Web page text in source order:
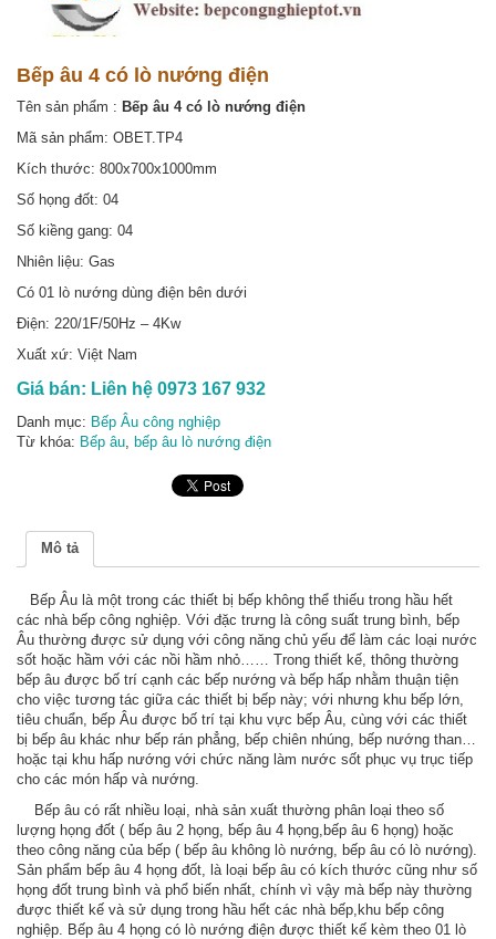
Bếp âu 4 có lò nướng điện
Tên sản phẩm : Bếp âu 4 có lò nướng điện
Mã sản phẩm: OBET.TP4
Kích thước: 800x700x1000mm
Số họng đốt: 04
Số kiềng gang: 04
Nhiên liệu: Gas
Có 01 lò nướng dùng điện bên dưới
Điện: 220/1F/50Hz – 4Kw
Xuất xứ: Việt Nam
Giá bán: Liên hệ 0973 167 932
Danh mục: Bếp Âu công nghiệp
Từ khóa: Bếp âu bếp âu lò nướng điện
Mô tả
Bếp Âu là một trong các thiết bị bếp không thể thiếu trong hầu hết
các nhà bếp công nghiệp. Với đặc trưng là công suất trung bình, bếp
Âu thường được sử dụng với công năng chủ yếu để làm các loại nước
sốt hoặc hầm với các nồi hầm nhỏ…… Trong thiết kế, thông thường
bếp âu được bố trí cạnh các bếp nướng và bếp hấp nhằm thuận tiện
cho việc tương tác giữa các thiết bị bếp này; với nhưng khu bếp lớn,
tiêu chuẩn, bếp Âu được bố trí tại khu vực bếp Âu, cùng với các thiết
bị bếp âu khác như bếp rán phẳng, bếp chiên nhúng, bếp nướng than…
hoặc tại khu hấp nướng với chức năng làm nước sốt phục vụ trục tiếp
cho các món hấp và nướng.
Bếp âu có rất nhiều loại, nhà sản xuất thường phân loại theo số
lượng họng đốt ( bếp âu 2 họng, bếp âu 4 họng,bếp âu 6 họng) hoặc
theo công năng của bếp ( bếp âu không lò nướng, bếp âu có lò nướng).
Sản phẩm bếp âu 4 họng đốt, là loại bếp âu có kích thước cũng như số
họng đốt trung bình và phổ biến nhất, chính vì vậy mà bếp này thường
được thiết kế và sử dụng trong hầu hết các nhà bếp,khu bếp công
nghiệp. Bếp âu 4 họng có lò nướng điện được thiết kế kèm theo 01 lò